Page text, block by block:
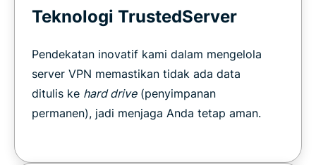
Teknologi TrustedServer
Pendekatan inovatif kami dalam mengelola
server VPN memastikan tidak ada data
ditulis ke hard drive(penyimpanan
permanen), jadi menjaga Anda tetap aman.